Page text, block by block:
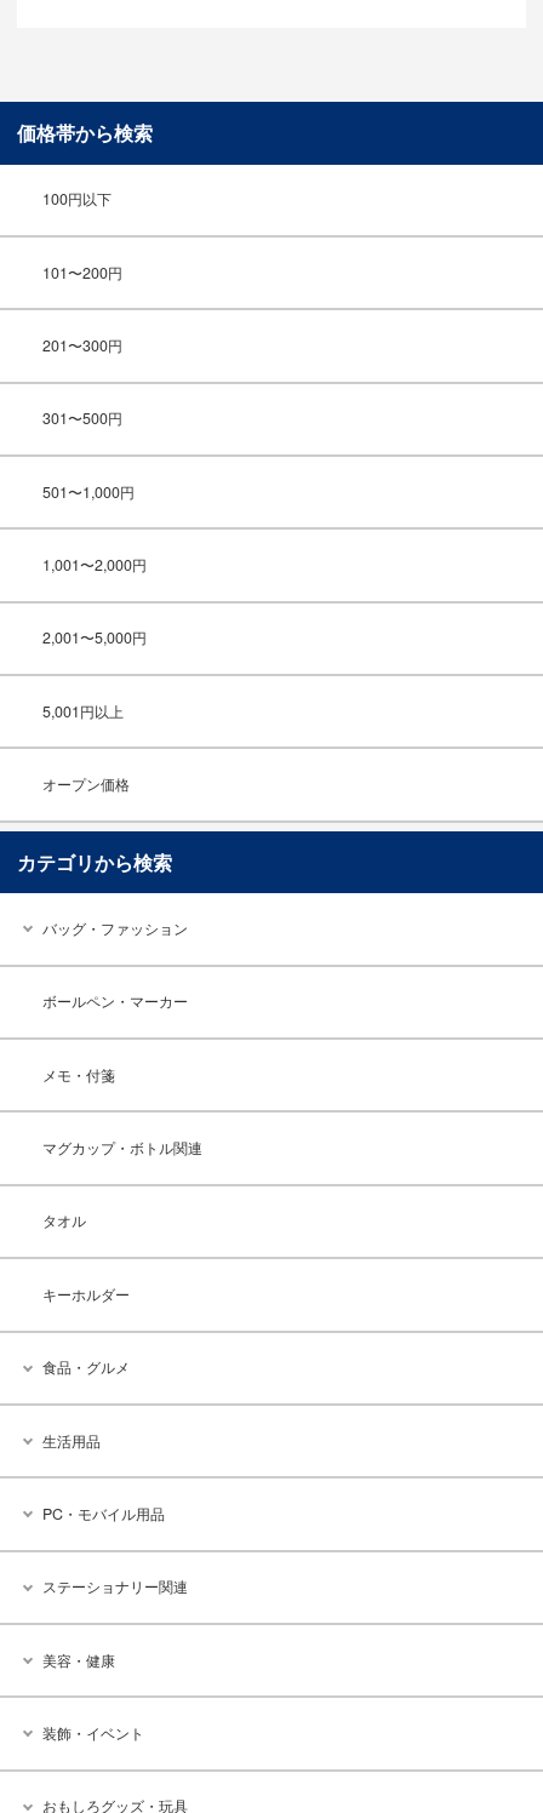
価格帯から検索
100円以下
101〜200円
201〜300円
301〜500円
501〜1,000円
1,001〜2,000円
2,001〜5,000円
5,001円以上
オープン価格
カテゴリから検索
バッグ・ファッション
ボールペン・マーカー
メモ・付箋
マグカップ・ボトル関連
タオル
キーホルダー
食品・グルメ
生活用品
PC・モバイル用品
ステーショナリー関連
美容・健康
装飾・イベント
おもしろグッズ・玩具